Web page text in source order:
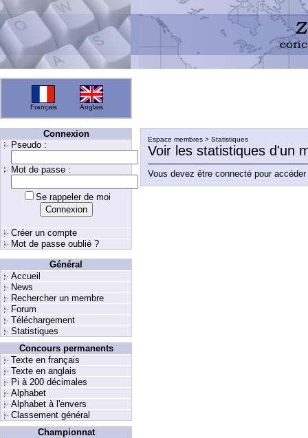
Français Anglais
Connexion
Pseudo :
Mot de passe :
Se rappeler de moi
Créer un compte
Mot de passe oublié ?
Général
Accueil
News
Rechercher un membre
Forum
Téléchargement
Statistiques
Concours permanents
Texte en français
Texte en anglais
Pi à 200 décimales
Alphabet
Alphabet à l'envers
Classement général
Championnat
Espace membres > Statistiques
Voir les statistiques d'un
Vous devez être connecté pour